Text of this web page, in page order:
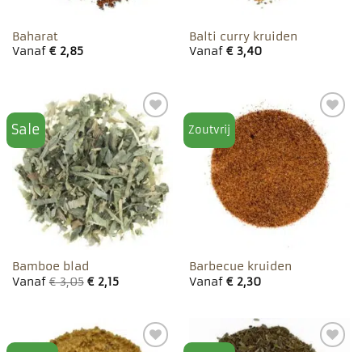
Baharat
Vanaf €2,85
Balti curry kruiden
Vanaf €3,40
Sale
Toevoegen
aan
favorieten
Bamboe blad
Vanaf€3,05 €2,15
Zoutvrij
Toevoegen
aan
favorieten
Barbecue kruiden
Vanaf €2,30